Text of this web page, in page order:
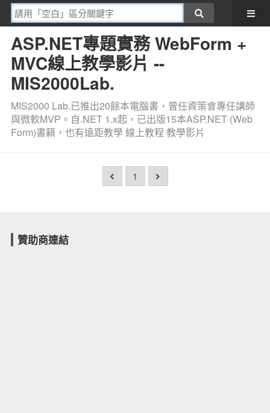
ASP.NET專題實務 WebForm +
MVC線上教學影片 --
MIS2000Lab.
MIS2000 Lab.已推出20餘本電腦書，曾任資策會專任講師
與微軟MVP。自.NET 1.x起，已出版15本ASP.NET (Web
Form)書籍，也有遠距教學 線上教程 教學影片
1
贊助商連結